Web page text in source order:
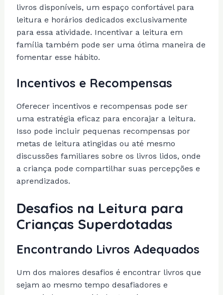
livros disponíveis, um espaço confortável para
leitura e horários dedicados exclusivamente
para essa atividade. Incentivar a leitura em
família também pode ser uma ótima maneira de
fomentar esse hábito.
Incentivos e Recompensas
Oferecer incentivos e recompensas pode ser
uma estratégia eficaz para encorajar a leitura.
Isso pode incluir pequenas recompensas por
metas de leitura atingidas ou até mesmo
discussões familiares sobre os livros lidos, onde
a criança pode compartilhar suas percepções e
aprendizados.
Desafios na Leitura para
Crianças Superdotadas
Encontrando Livros Adequados
Um dos maiores desafios é encontrar livros que
sejam ao mesmo tempo desafiadores e